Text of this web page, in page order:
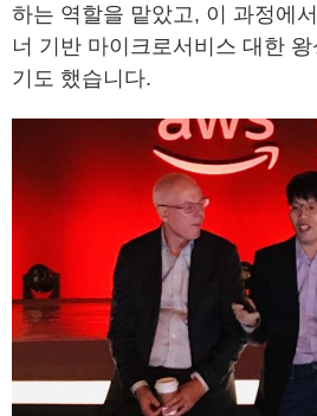
하는 역할을 맡았고, 이 과정에
너 기반 마이크로서비스 대한
기도 했습니다.